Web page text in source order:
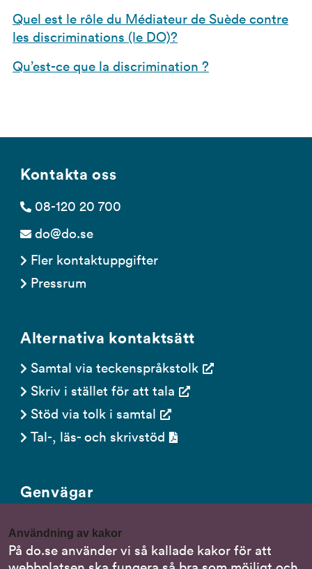
Användning av kakor
På do.se använder vi så kallade kakor för att
Sökresultat
Quel est le rôle du Médiateur de Suède contre
les discriminations (le DO)?
Qu’est-ce que la discrimination ?
Kontakta oss
08-120 20 700
do@do.se
Fler kontaktuppgifter
Pressrum
Alternativa kontaktsätt
Samtal via teckenspråkstolk
Skriv i stället för att tala
Stöd via tolk i samtal
Tal-, läs- och skrivstöd
Genvägar
Nationella minoritetsspråk